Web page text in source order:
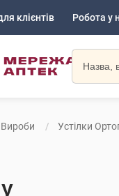
клієнтів Робота у
Вироби Устілки